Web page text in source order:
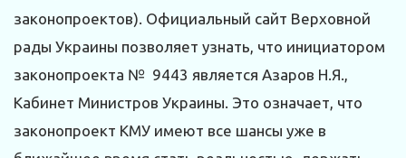
законопроектов). Официальный сайт Верховной
рады Украины позволяет узнать, что инициатором
законопроекта № 9443 является Азаров Н.Я.,
Кабинет Министров Украины. Это означает, что
законопроект КМУ имеют все шансы уже в